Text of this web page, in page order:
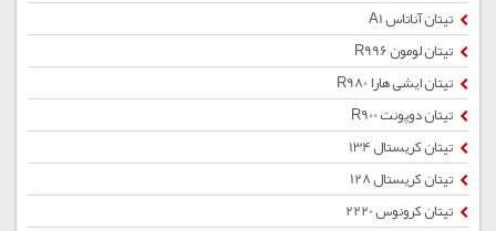
تیتان آناتاس A1
تیتان لومون R996
تیتان ایشی هارا R980
تیتان دوپونت R900
تیتان کریستال 134
تیتان کریستال 128
تیتان کرونوس 2220